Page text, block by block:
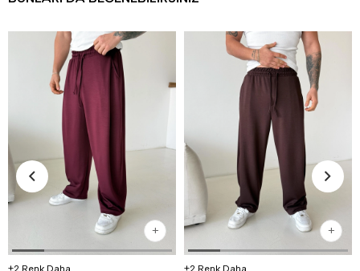
2 Renk Daha 2 Renk Daha